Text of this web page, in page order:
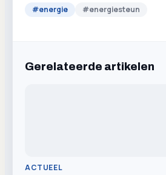
#energie #energiesteun
Gerelateerde artikelen
ACTUEEL